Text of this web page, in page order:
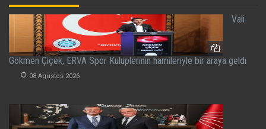
Vali
Gökmen Çiçek, ERVA Spor Kulüplerinin hamileriyle bir araya geldi
08 Agustos 2026